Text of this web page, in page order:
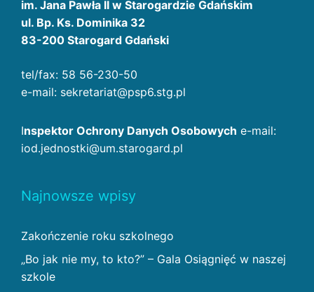
im. Jana Pawła II w Starogardzie Gdańskim
ul. Bp. Ks. Dominika 32
83-200 Starogard Gdański
tel/fax: 58 56-230-50
e-mail: sekretariat@psp6.stg.pl
Inspektor Ochrony Danych Osobowych e-mail:
iod.jednostki@um.starogard.pl
Najnowsze wpisy
Zakończenie roku szkolnego
„Bo jak nie my, to kto?” – Gala Osiągnięć w naszej
szkole